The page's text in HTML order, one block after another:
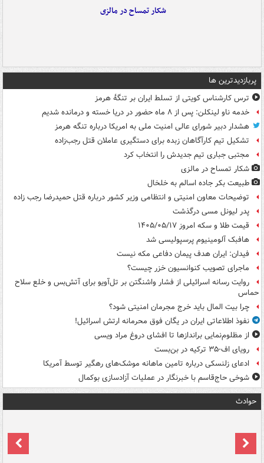
شکار تمساح در مالزی
پربازدیدترین ها
ترس کارشناس کویتی از تسلط ایران بر تنگۀ هرمز
خدمه ناو لینکلن: پس از ۸ ماه حضور در دریا خسته و درمانده‌ شدیم
هشدار دبیر شورای عالی امنیت ملی به امریکا درباره تنگه هرمز
تشکیل تیم کارآگاهان زبده برای دستگیری عاملان قتل رجب‌زاده
مجتبی جباری تیم جدیدش را انتخاب کرد
شکار تمساح در مالزی
طبیعت بکر جاده اسالم به خلخال
توضیحات معاون امنیتی و انتظامی وزیر کشور درباره قتل حمیدرضا رجب زاده
پدر لیونل مسی درگذشت
قیمت طلا و سکه امروز ۱۴۰۵/۰۵/۱۷
هافبک آلومینیوم پرسپولیسی شد
فیدان: ایران هدف پیمان دفاعی مکه نیست
ماجرای تصویب کنوانسیون خزر چیست؟
روایت رسانه اسرائیلی از فشار واشنگتن بر تل‌آویو برای آتش‌بس و خلع سلاح
حماس
چرا بیت المال باید خرج مجرمان امنیتی شود؟
نفوذ اطلاعاتی ایران در یگان فوق محرمانه ارتش اسرائیل!
از مظلوم‌نمایی براندازها تا افشای دروغ مراد ویسی
رویای اف-۳۵ ترکیه در بن‌بست
ادعای زلنسکی درباره تامین ماهانه موشک‌های رهگیر توسط آمریکا
شوخی حاج‌قاسم با خبرنگار در عملیات آزادسازی بوکمال
حوادث